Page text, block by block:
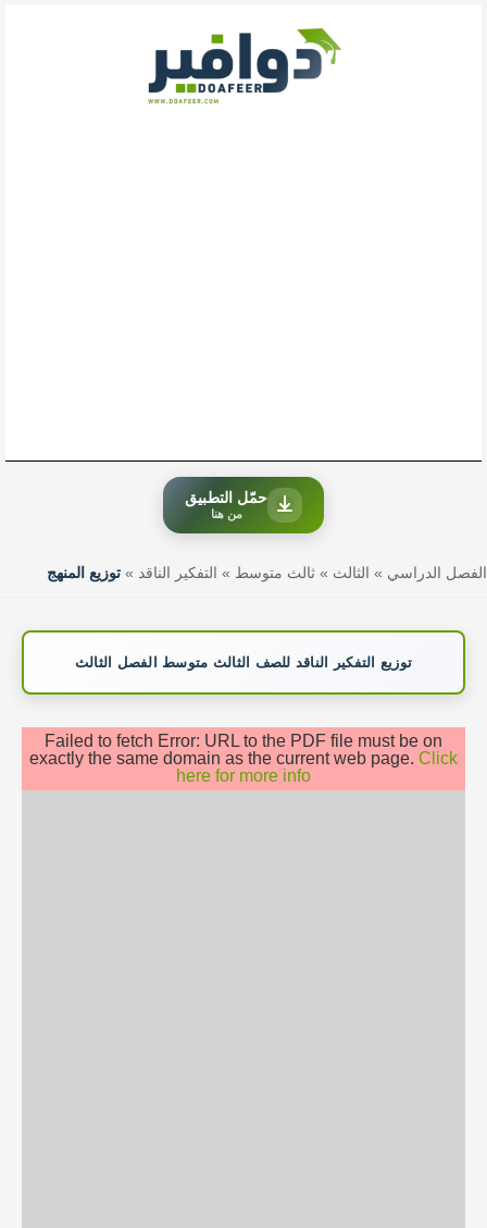
حمّل التطبيق
من هنا
الفصل الدراسي » الثالث » ثالث متوسط » التفكير الناقد » توزيع المنهج
توزيع التفكير الناقد للصف الثالث متوسط الفصل الثالث
Failed to fetch Error: URL to the PDF file must be on
exactly the same domain as the current web page. Click
here for more info